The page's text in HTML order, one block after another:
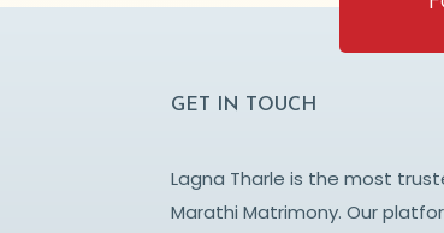
GET IN TOUCH
Lagna Tharle is the most
Marathi Matrimony. Our